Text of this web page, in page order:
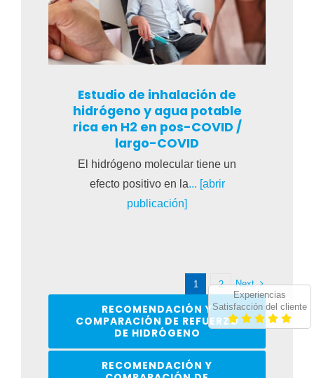
Estudio de inhalación de
hidrógeno y agua potable
rica en H2 en pos-COVID /
largo-COVID
El hidrógeno molecular tiene un
efecto positivo en la... [abrir
publicación]
1 2 Next
RECOMENDACIÓN Y
COMPARACIÓN DE REFUERZO
DE HIDRÓGENO
RECOMENDACIÓN Y
Experiencias
Satisfacción del cliente